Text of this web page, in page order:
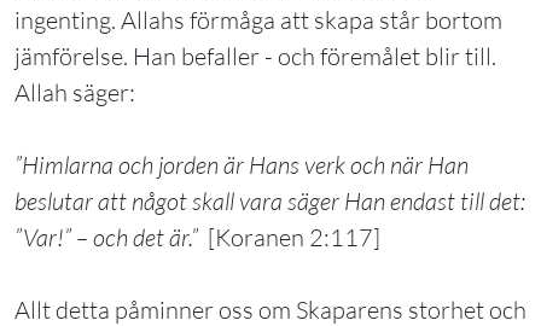
ingenting. Allahs förmåga att skapa står bortom
jämförelse. Han befaller - och föremålet blir till.
Allah säger:
”Himlarna och jorden är Hans verk och när Han
beslutar att något skall vara säger Han endast till det:
”Var!” – och det är.” [Koranen 2:117]
Allt detta påminner oss om Skaparens storhet och